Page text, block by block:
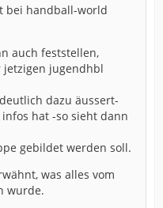
bei handball-world
auch feststellen,
jetzigen jugendhbl
dazu äussert-
hat -so sieht dann
gebildet werden soll.
was alles vom
wurde.